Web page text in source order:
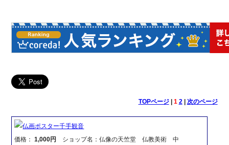
TOPページ| 1 2| 次のページ
仏画ポスター千手観音
価格：1,000円
ショップ名：仏像の天竺堂 仏教美術 中